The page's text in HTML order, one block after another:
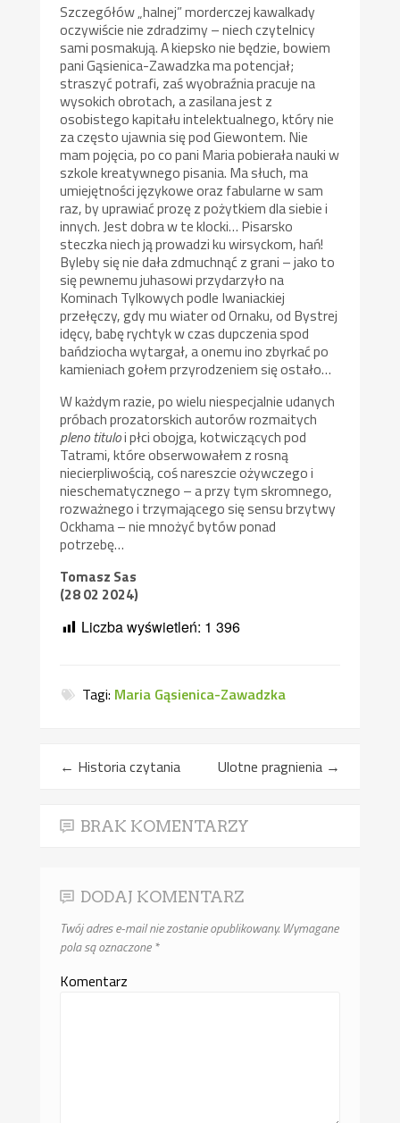
Szczegółów „halnej” morderczej kawalkady
oczywiście nie zdradzimy – niech czytelnicy
sami posmakują. A kiepsko nie będzie, bowiem
pani Gąsienica-Zawadzka ma potencjał;
straszyć potrafi, zaś wyobraźnia pracuje na
wysokich obrotach, a zasilana jest z
osobistego kapitału intelektualnego, który nie
za często ujawnia się pod Giewontem. Nie
mam pojęcia, po co pani Maria pobierała nauki w
szkole kreatywnego pisania. Ma słuch, ma
umiejętności językowe oraz fabularne w sam
raz, by uprawiać prozę z pożytkiem dla siebie i
innych. Jest dobra w te klocki… Pisarsko
steczka niech ją prowadzi ku wirsyckom, hań!
Byleby się nie dała zdmuchnąć z grani – jako to
się pewnemu juhasowi przydarzyło na
Kominach Tylkowych podle Iwaniackiej
przełęczy, gdy mu wiater od Ornaku, od Bystrej
idęcy, babę rychtyk w czas dupczenia spod
bańdziocha wytargał, a onemu ino zbyrkać po
kamieniach gołem przyrodzeniem się ostało…
W każdym razie, po wielu niespecjalnie udanych
próbach prozatorskich autorów rozmaitych
pleno tituloi płci obojga, kotwiczących pod
Tatrami, które obserwowałem z rosną
niecierpliwością, coś nareszcie ożywczego i
nieschematycznego – a przy tym skromnego,
rozważnego i trzymającego się sensu brzytwy
Ockhama – nie mnożyć bytów ponad
potrzebę…
Tomasz Sas
(28 02 2024)
Liczba wyświetleń: 1 396
Tagi: Maria Gąsienica-Zawadzka
← Historia czytania Ulotne pragnienia →
BRAK KOMENTARZY
DODAJ KOMENTARZ
Twój adres e-mail nie zostanie opublikowany.Wymagane
pola są oznaczone*
Komentarz